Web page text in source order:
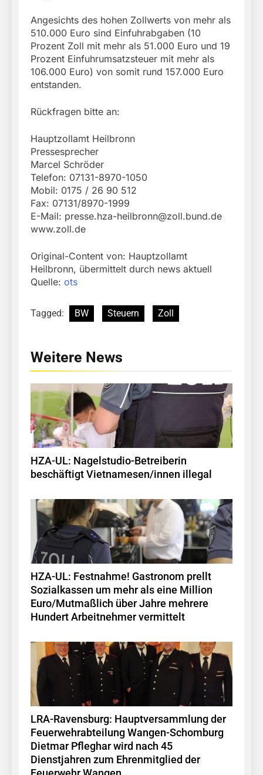
Angesichts des hohen Zollwerts von mehr als
510.000 Euro sind Einfuhrabgaben (10
Prozent Zoll mit mehr als 51.000 Euro und 19
Prozent Einfuhrumsatzsteuer mit mehr als
106.000 Euro) von somit rund 157.000 Euro
entstanden.
Rückfragen bitte an:
Hauptzollamt Heilbronn
Pressesprecher
Marcel Schröder
Telefon: 07131-8970-1050
Mobil: 0175 / 26 90 512
Fax: 07131/8970-1999
E-Mail: presse.hza-heilbronn@zoll.bund.de
www.zoll.de
Original-Content von: Hauptzollamt
Heilbronn, übermittelt durch news aktuell
Quelle: ots
Tagged: BW Steuern Zoll
Weitere News
HZA-UL: Nagelstudio-Betreiberin
beschäftigt Vietnamesen/innen illegal
HZA-UL: Festnahme! Gastronom prellt
Sozialkassen um mehr als eine Million
Euro/Mutmaßlich über Jahre mehrere
Hundert Arbeitnehmer vermittelt
LRA-Ravensburg: Hauptversammlung der
Feuerwehrabteilung Wangen-Schomburg
Dietmar Pfleghar wird nach 45
Dienstjahren zum Ehrenmitglied der